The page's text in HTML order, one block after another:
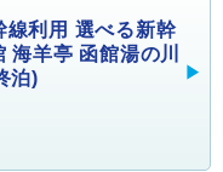
線利用 選べる新幹
海羊亭 函館湯の川
泊)